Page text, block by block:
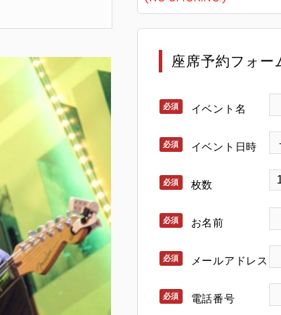
座席予約フォー
イベント名
イベント日時
枚数
お名前
メールアドレス
電話番号